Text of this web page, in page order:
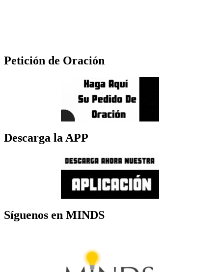
Petición de Oración
Descarga la APP
Síguenos en MINDS